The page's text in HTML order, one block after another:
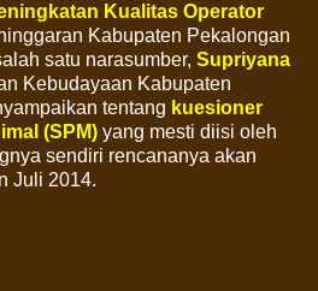
Kualitas Operator
Kabupaten Pekalongan
satu narasumber, Supriyana
Kebudayaan Kabupaten
tentang kuesioner
(SPM) yang mesti diisi oleh
sendiri rencananya akan
Juli 2014.